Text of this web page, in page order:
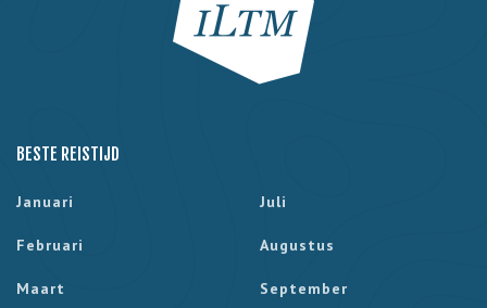
BESTE REISTIJD
Januari
Februari
Maart
Juli
Augustus
September